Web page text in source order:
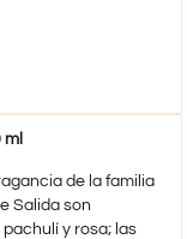
de la familia
Salida son
y rosa; las